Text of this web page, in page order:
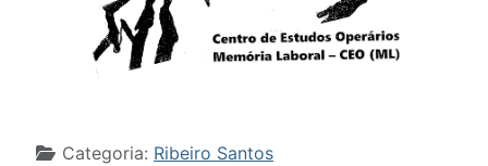
Detalhes
Categoria: Ribeiro Santos